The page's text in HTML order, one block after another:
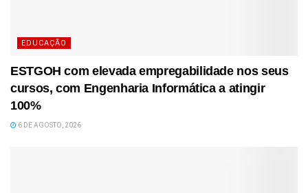
EDUCAÇÃO
ESTGOH com elevada empregabilidade nos seus
cursos, com Engenharia Informática a atingir
100%
6 DE AGOSTO, 2026